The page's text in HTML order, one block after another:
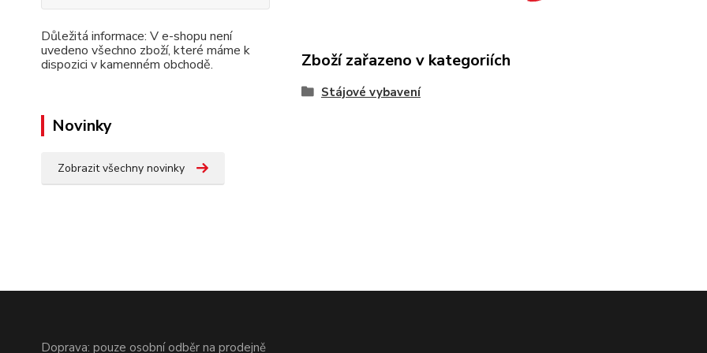
Důležitá informace: V e-shopu není
uvedeno všechno zboží, které máme k
dispozici v kamenném obchodě.
Novinky
Zobrazit všechny novinky
Zboží zařazeno v kategoriích
Stájové vybavení
Doprava: pouze osobní odběr na prodejně